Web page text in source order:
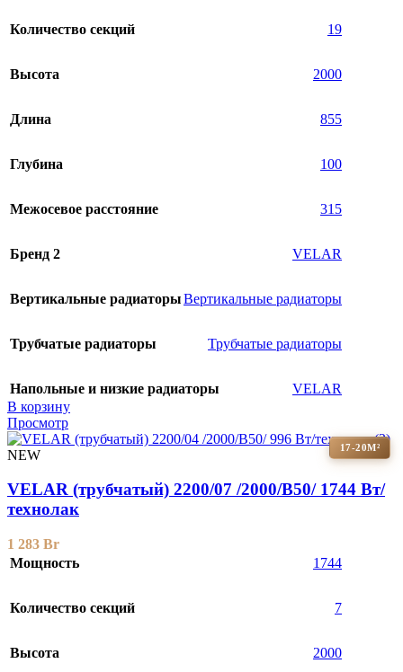
Количество секций 19
Высота 2000
Длина 855
Глубина 100
Межосевое расстояние 315
Бренд 2 VELAR
Вертикальные радиаторыВертикальные радиаторы
Трубчатые радиаторы Трубчатые радиаторы
Напольные и низкие радиаторы
VELAR
В корзину
Просмотр
17-20М²
NEW
VELAR (трубчатый) 2200/07 /2000/B50/ 1744 Bт/
технолак
1 283 Br
Мощность
1744
Количество секций 7
Высота 2000